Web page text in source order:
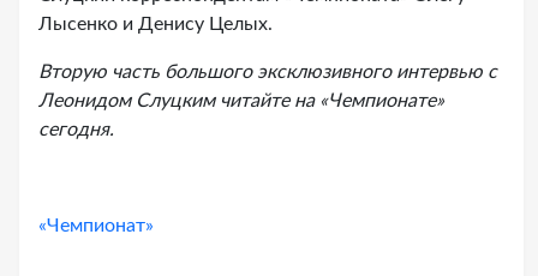
Лысенко и Денису Целых.
Вторую часть большого эксклюзивного интервью с
Леонидом Слуцким читайте на «Чемпионате»
сегодня.
«Чемпионат»